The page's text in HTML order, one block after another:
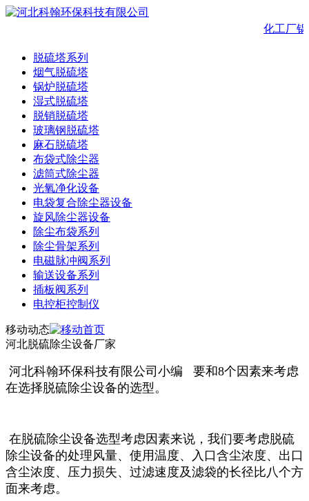
化工厂
脱硫塔系列
烟气脱硫塔
锅炉脱硫塔
湿式脱硫塔
脱销脱硫塔
玻璃钢脱硫塔
麻石脱硫塔
布袋式除尘器
滤筒式除尘器
光氧净化设备
电袋复合除尘器设备
旋风除尘器设备
除尘布袋系列
除尘骨架系列
电磁脉冲阀系列
输送设备系列
插板阀系列
电控柜控制仪
移动动态
河北脱硫除尘设备厂家
河北科翰环保科技有限公司小编 要和8个因素来考虑
在选择脱硫除尘设备的选型。
在脱硫除尘设备选型考虑因素来说，我们要考虑脱硫
除尘设备的处理风量、使用温度、入口含尘浓度、出口
含尘浓度、压力损失、过滤速度及滤袋的长径比八个方
面来考虑。